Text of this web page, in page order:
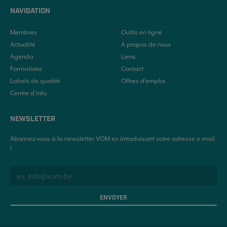
NAVIGATION
Membres
Actualité
Agenda
Formations
Labels de qualité
Centre d’info
Outils en ligne
A propos de nous
Liens
Contact
Offres d'emploi
NEWSLETTER
Abonnez-vous à la newsletter VOM en introduisant votre adresse e-mail
!
ENVOYER